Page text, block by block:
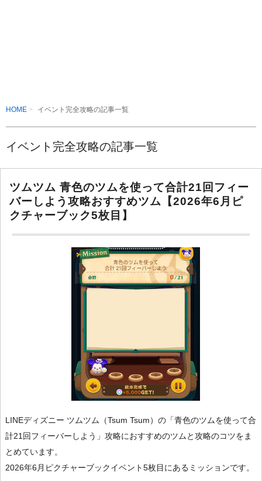
HOME イベント完全攻略の記事一覧
イベント完全攻略の記事一覧
ツムツム 青色のツムを使って合計21回フィー
バーしよう攻略おすすめツム【2026年6月ピ
クチャーブック5枚目】
LINEディズニー ツムツム（Tsum Tsum）の「青色のツムを使って合
計21回フィーバーしよう」攻略におすすめのツムと攻略のコツをま
とめています。
2026年6月ピクチャーブックイベント5枚目にあるミッションです。